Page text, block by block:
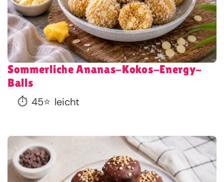
Sommerliche Ananas-Kokos-Energy-
Balls
⏱️ 45⭐ leicht